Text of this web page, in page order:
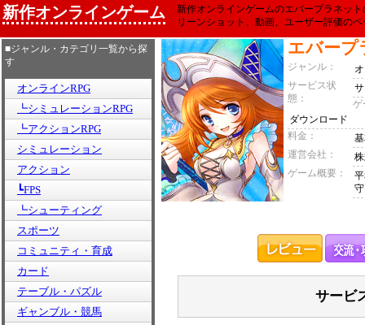
新作オンラインゲーム
新作オンラインゲームのエバープラネッ
リーンショット、動画、ユーザー評価の
■ジャンル・カテゴリ一覧から探
す
オンラインRPG
┗シミュレーションRPG
┗アクションRPG
シミュレーション
アクション
┗FPS
┗シューティング
スポーツ
コミュニティ・育成
カード
テーブル・パズル
ギャンブル・競馬
エバープ
ジャンル：
サービス状
態：
ゲ
ダウンロード
料金：
運営会社：
ゲーム概要：
サービ